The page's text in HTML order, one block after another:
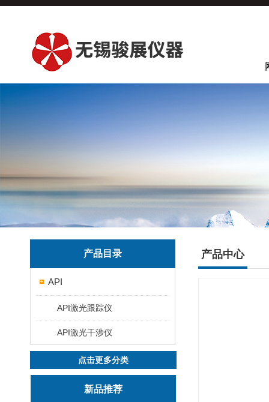
产品目录
API
API激光跟踪仪
API激光干涉仪
点击更多分类
新品推荐
产品中心